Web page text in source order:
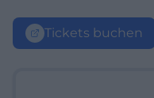
Tickets buchen